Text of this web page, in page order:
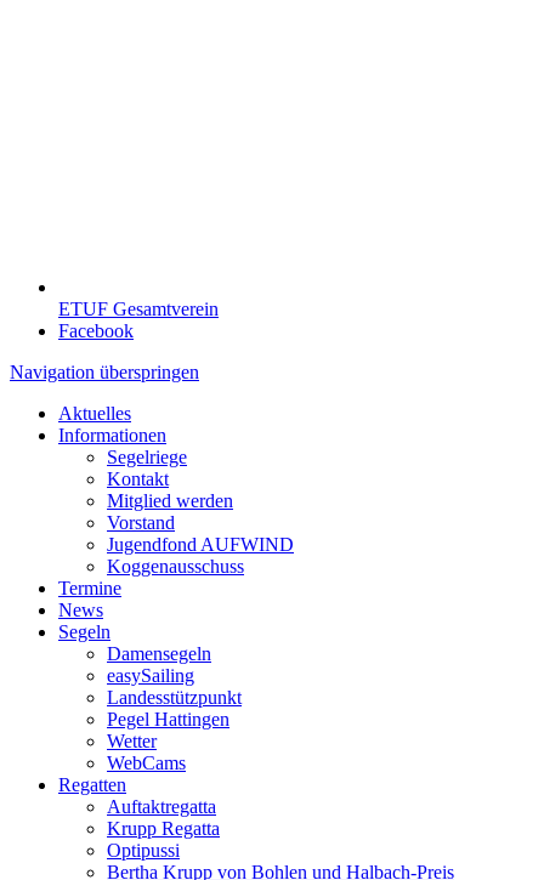
ETUF Gesamtverein
Facebook
Navigation überspringen
Aktuelles
Informationen
Segelriege
Kontakt
Mitglied werden
Vorstand
Jugendfond AUFWIND
Koggenausschuss
Termine
News
Segeln
Damensegeln
easySailing
Landesstützpunkt
Pegel Hattingen
Wetter
WebCams
Regatten
Auftaktregatta
Krupp Regatta
Optipussi
Bertha Krupp von Bohlen und Halbach-Preis